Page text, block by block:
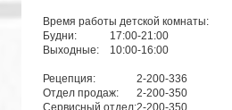
Время работы детской комнаты:
Будни:
17:00-21:00
Выходные:
10:00-16:00
Рецепция:
2-200-336
Отдел продаж:
2-200-350
Сервисный отдел:2-200-350